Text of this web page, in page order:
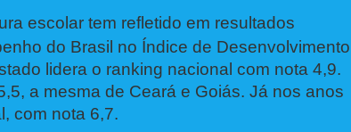
escolar tem refletido em resultados
do Brasil no Índice de Desenvolvimento
lidera o ranking nacional com nota 4,9.
a mesma de Ceará e Goiás. Já nos anos
com nota 6,7.